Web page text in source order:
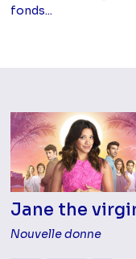
fonds...
Jane the
Nouvelle donne